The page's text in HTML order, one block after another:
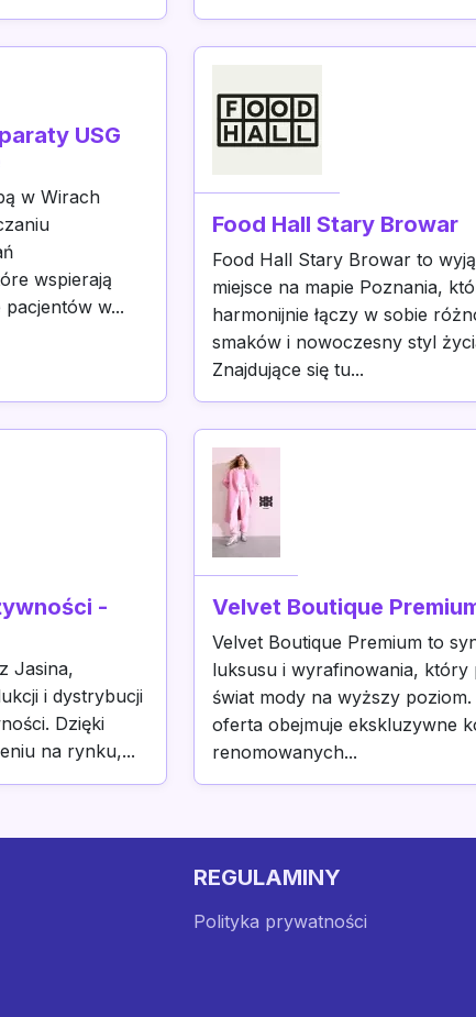
USG
w Wirach
wspierają
w...
Food Hall Stary Browar
Food Hall Stary Browar to
miejsce na mapie Poznania,
harmonijnie łączy w sobie
smaków i nowoczesny styl
Znajdujące się tu...
-
Jasina,
i dystrybucji
Dzięki
na rynku,...
Velvet Boutique
Velvet Boutique Premium to
luksusu i wyrafinowania, który
świat mody na wyższy poziom.
oferta obejmuje ekskluzywne
renomowanych...
REGULAMINY
Polityka prywatności